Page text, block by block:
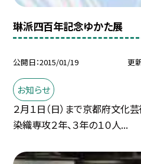
琳派四百年記念ゆかた展
公開日 2015/01/19 更
お知らせ
２月１日（日）まで京都府文化
染織専攻２年、３年の１０人...